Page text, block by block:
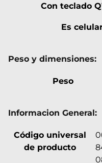
Con teclado
Es
Peso y dimensiones:
Peso
Informacion General:
Código universal
de producto